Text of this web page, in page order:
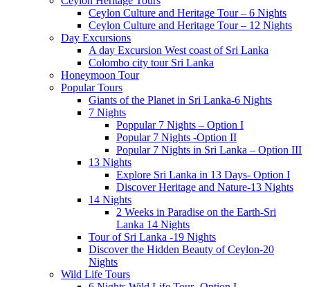
Ceylon Culture and Heritage Tour – 6 Nights
Ceylon Culture and Heritage Tour – 12 Nights
Day Excursions
A day Excursion West coast of Sri Lanka
Colombo city tour Sri Lanka
Honeymoon Tour
Popular Tours
Giants of the Planet in Sri Lanka-6 Nights
7 Nights
Poppular 7 Nights – Option I
Popular 7 Nights -Option II
Popular 7 Nights in Sri Lanka – Option III
13 Nights
Explore Sri Lanka in 13 Days- Option I
Discover Heritage and Nature-13 Nights
14 Nights
2 Weeks in Paradise on the Earth-Sri
Lanka 14 Nights
Tour of Sri Lanka -19 Nights
Discover the Hidden Beauty of Ceylon-20
Nights
Wild Life Tours